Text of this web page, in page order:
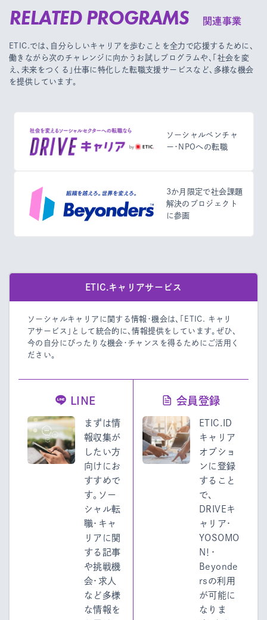
RELATED PROGRAMS 関連事業
ETIC.では、自分らしいキャリアを歩むことを全力で応援するために、
働きながら次のチャレンジに向かうお試しプログラムや、
「社会を変
え、未来をつくる」仕事に特化した転職支援サービスなど、多様な機会
を提供しています。
ソーシャルベンチャ
ー・NPOへの転職
3か月限定で社会課題
解決のプロジェクト
に参画
ETIC.キャリアサービス
ソーシャルキャリアに関する情報・機会は、「ETIC. キャリ
アサービス」として統合的に、情報提供をしています。 ぜひ、
今の自分にぴったりな機会・チャンスを得るためにご活用く
ださい。
LINE
まずは情
報収集が
したい方
向けにお
すすめで
す。ソー
シャル転
職・キャ
リアに関
する記事
や挑戦機
会・求人
など多様
な情報を
会員登録
ETIC.ID
キャリア
オプショ
ンに登録
すること
で、
DRIVEキ
ャリア・
YOSOMO
N！・
Beyonde
rsの利用
が可能に
なりま